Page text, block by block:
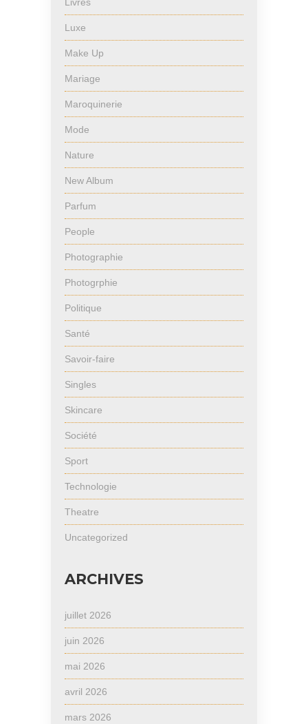
Luxe
Make Up
Mariage
Maroquinerie
Mode
Nature
New Album
Parfum
People
Photographie
Photogrphie
Politique
Santé
Savoir-faire
Singles
Skincare
Société
Sport
Technologie
Theatre
Uncategorized
ARCHIVES
juillet 2026
juin 2026
mai 2026
avril 2026
mars 2026